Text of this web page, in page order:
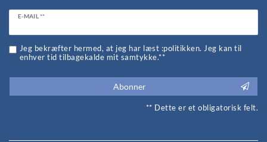
E-MAIL **
Ceres::Template.newsletterHoneypotLabel
Jeg bekræfter hermed, at jeg har læst :politikken. Jeg kan til
enhver tid tilbagekalde mit samtykke.**
Abonner
** Dette er et obligatorisk felt.